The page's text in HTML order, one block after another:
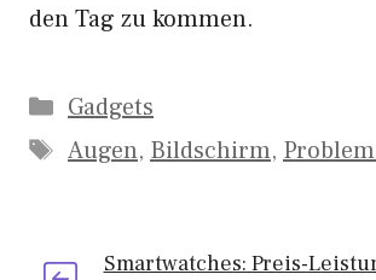
den Tag zu kommen.
Kategorien
Gadgets
Schlagwörter
Augen, Bildschirm,
Smartwatches: Preis-